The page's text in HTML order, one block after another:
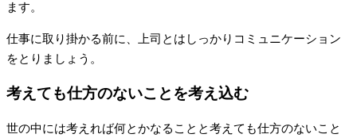
ます。
仕事に取り掛かる前に、上司とはしっかりコミュニケーション
をとりましょう。
考えても仕方のないことを考え込む
世の中には考えれば何とかなることと考えても仕方のないこと